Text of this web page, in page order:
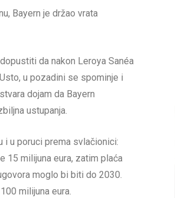
Bayern je držao vrata
da nakon Leroya Sanéa
u pozadini se spominje i
dojam da Bayern
ustupanja.
i u poruci prema svlačionici:
15 milijuna eura, zatim plaća
moglo bi biti do 2030.
milijuna eura.